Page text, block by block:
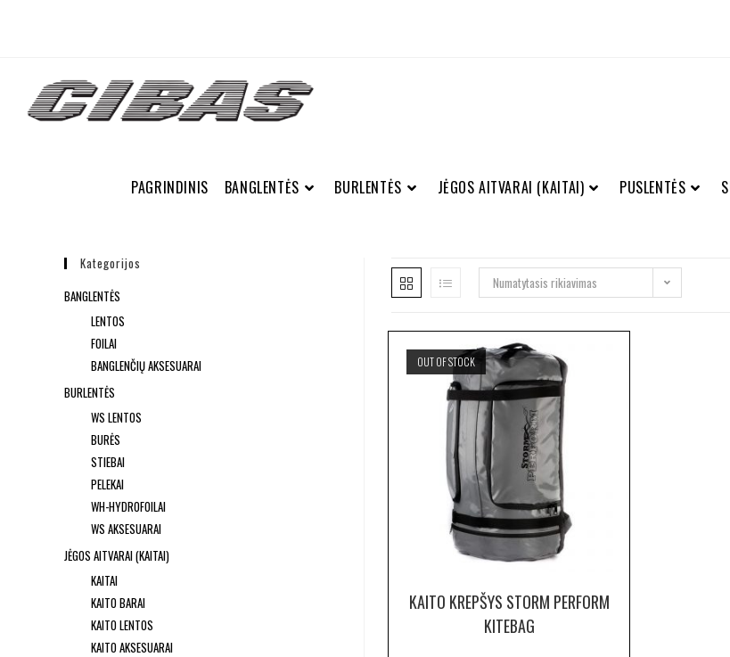
PAGRINDINIS BANGLENTĖS BURLENTĖS JĖGOS AITVARAI (KAITAI) PUSLENTĖS
Numatytasis rikiavimas
OUT OF STOCK
KAITO KREPŠYS STORM PERFORM
KITEBAG
Kategorijos
BANGLENTĖS
LENTOS
FOILAI
BANGLENČIŲ AKSESUARAI
BURLENTĖS
WS LENTOS
BURĖS
STIEBAI
PELEKAI
WH-HYDROFOILAI
WS AKSESUARAI
JĖGOS AITVARAI (KAITAI)
KAITAI
KAITO BARAI
KAITO LENTOS
KAITO AKSESUARAI